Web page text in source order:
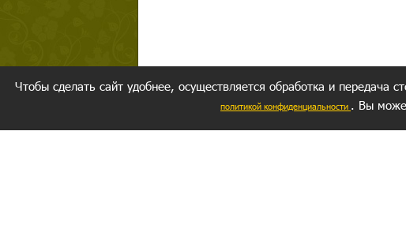
Чтобы сделать сайт удобнее, осуществляется обработка и передача
политикой конфиденциальности . Вы